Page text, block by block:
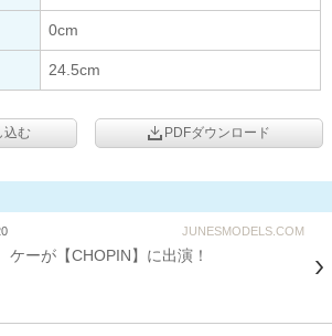
0cm
24.5cm
込む PDFダウンロード
JUNESMODELS.COM
ーが【CHOPIN】に出演！